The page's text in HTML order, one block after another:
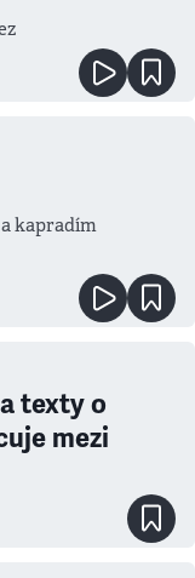
kapradím
texty o
mezi